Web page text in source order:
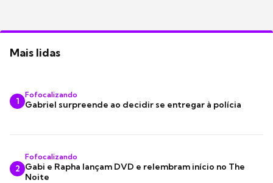
Mais lidas
1
Fofocalizando
Gabriel surpreende ao decidir se entregar à polícia
2
Fofocalizando
Gabi e Rapha lançam DVD e relembram início no The
Noite